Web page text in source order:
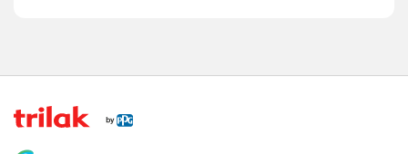
falfestékekkel!